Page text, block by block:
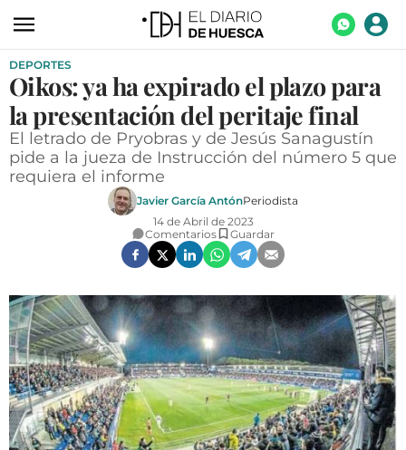
ACTUALIDAD
ECONOMÍA
TECNOLOGÍA
TURISMO
AGROALIMENTACIÓN
SOCIEDAD
OPINIÓN
GALERÍAS
VÍDEOS
CONTACTAR
DEPORTES
Oikos: ya ha expirado el plazo para
la presentación del peritaje final
El letrado de Pryobras y de Jesús Sanagustín
pide a la jueza de Instrucción del número 5 que
requiera el informe
Javier García AntónPeriodista
14 de Abril de 2023
Comentarios
Guardar